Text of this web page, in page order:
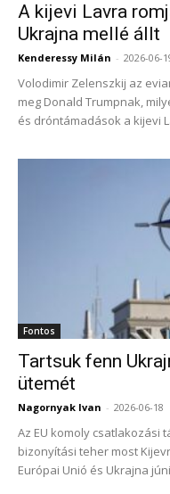
A kijevi Lavra
Ukrajna mellé állt
Kenderessy Milán - 2026-06-
Volodimir Zelenszkij az
meg Donald Trumpnak,
és dróntámadások a kijevi
Fontos
Tartsuk fenn
ütemét
Nagornyak Ivan - 2026-06-18
Az EU komoly csatlakozási
bizonyítási teher most
Európai Unió és Ukrajna